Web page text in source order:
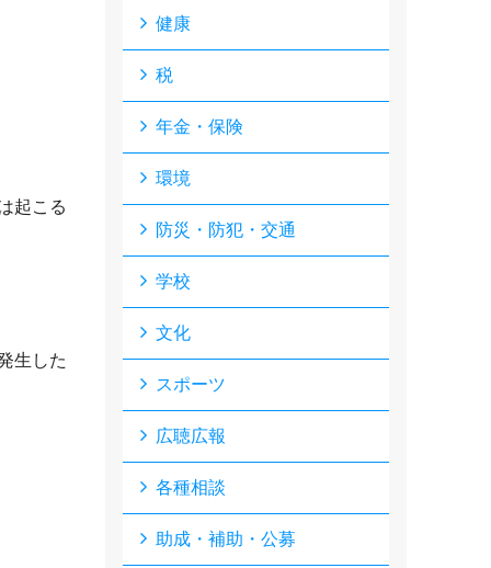
起こる
生した
健康
税
年金・保険
環境
防災・防犯・交通
学校
文化
スポーツ
広聴広報
各種相談
助成・補助・公募